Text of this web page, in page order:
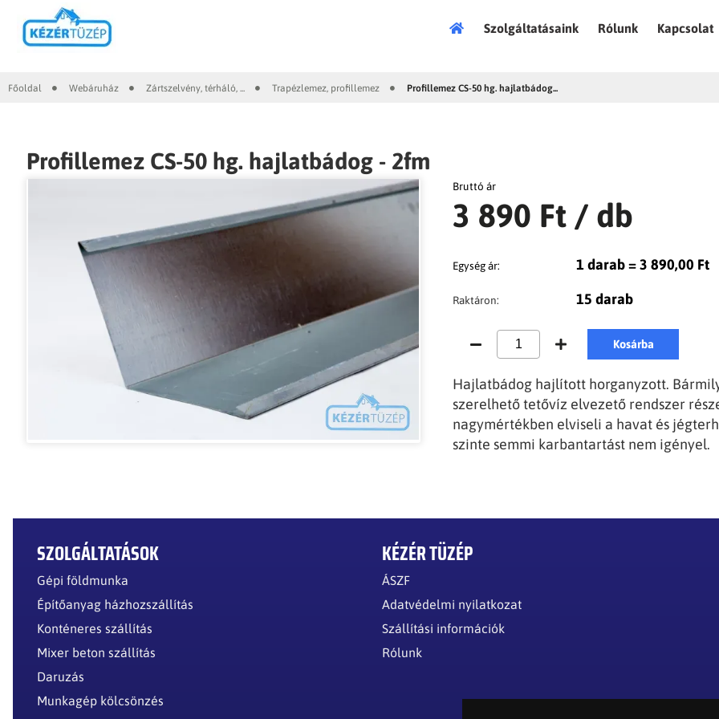
FőoldalSzolgáltatásaink Rólunk Kapcsolat
Főoldal Webáruház Zártszelvény, térháló, ... Trapézlemez, profillemez Profillemez CS-50 hg. hajlatbádog...
Profillemez CS-50 hg. hajlatbádog - 2fm
Bruttó ár
3 890 Ft / db
Egység ár: 1 darab = 3 890,00 Ft
Raktáron: 15 darab
Kosárba
Hajlatbádog hajlított horganyzott.
szerelhető tetővíz elvezető rendszer
nagymértékben elviseli a havat és
szinte semmi karbantartást nem igényel.
SZOLGÁLTATÁSOK
Gépi földmunka
Építőanyag házhozszállítás
Konténeres szállítás
Mixer beton szállítás
Daruzás
Munkagép kölcsönzés
KÉZÉR TÜZÉP
ÁSZF
Adatvédelmi nyilatkozat
Szállítási információk
Rólunk